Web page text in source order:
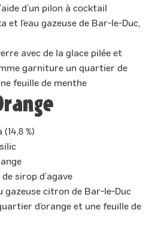
d’un pilon à cocktail
et l’eau gazeuse de Bar-le-Duc,
avec de la glace pilée et
garniture un quartier de
feuille de menthe
%)
sirop d’agave
gazeuse citron de Bar-le-Duc
d’orange et une feuille de